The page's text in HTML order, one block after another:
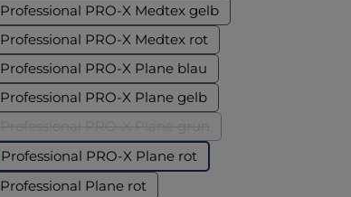
Professional PRO-X Medtex gelb
Professional PRO-X Medtex rot
Professional PRO-X Plane blau
Professional PRO-X Plane gelb
(Diese Option ist zurzeit nicht verfügbar.)
Professional PRO-X Plane rot
Professional Plane rot